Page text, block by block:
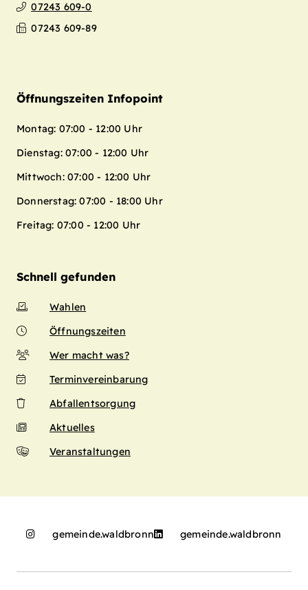
07243 609-0
07243 609-89
Öffnungszeiten Infopoint
Montag: 07:00 - 12:00 Uhr
Dienstag: 07:00 - 12:00 Uhr
Mittwoch: 07:00 - 12:00 Uhr
Donnerstag: 07:00 - 18:00 Uhr
Freitag: 07:00 - 12:00 Uhr
Schnell gefunden
Wahlen
Öffnungszeiten
Wer macht was?
Terminvereinbarung
Abfallentsorgung
Aktuelles
Veranstaltungen
gemeinde.waldbronn gemeinde.waldbronn